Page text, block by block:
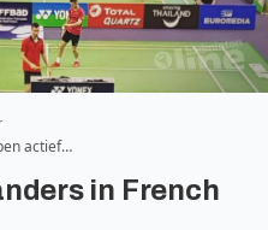
actief…
in French